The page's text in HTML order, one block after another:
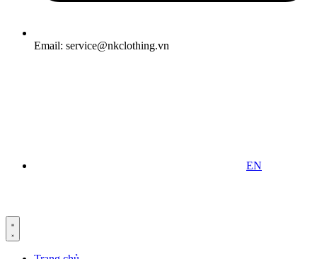
Email: service@nkclothing.vn
EN